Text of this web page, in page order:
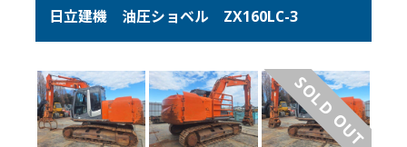
日立建機 油圧ショベル ZX160LC-3
SOLD OUT